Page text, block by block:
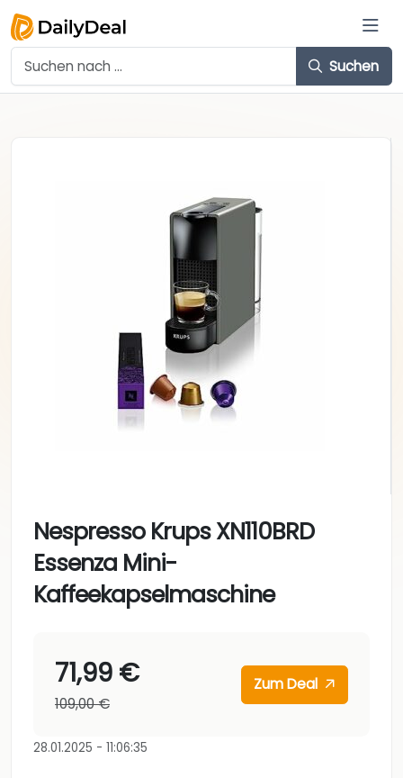
Suchen
Nespresso Krups XN110BRD
Essenza Mini-
Kaffeekapselmaschine
71,99 €
109,00 €
Zum Deal
28.01.2025 - 11:06:35